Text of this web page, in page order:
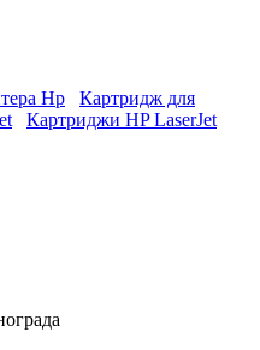
Hp
Картридж для
Картриджи HP LaserJet